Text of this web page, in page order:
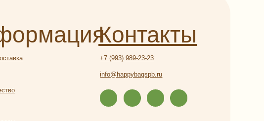
д. 42 (5 минут пешком от метро
Как пройти от метро?